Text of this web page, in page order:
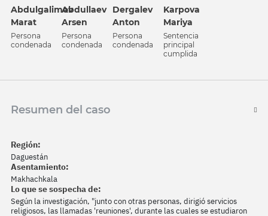
Abdulgalimov
Marat
Persona
condenada
Abdullaev
Arsen
Persona
condenada
Dergalev
Anton
Persona
condenada
Karpova
Mariya
Sentencia
principal
cumplida
Resumen del caso
Región:
Daguestán
Asentamiento:
Makhachkala
Lo que se sospecha de:
Según la investigación, "junto con otras personas, dirigió servicios
religiosos, las llamadas 'reuniones', durante las cuales se estudiaron